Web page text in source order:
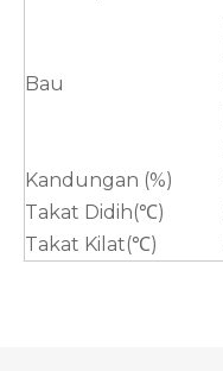
Bau
Kandungan (%)
Takat Didih(℃)
Takat Kilat(℃)